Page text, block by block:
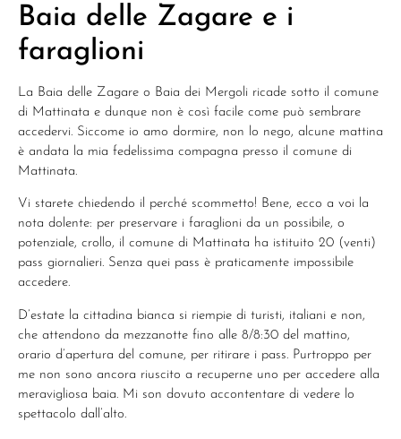
Baia delle Zagare e i
faraglioni
La Baia delle Zagare o Baia dei Mergoli ricade sotto il comune
di Mattinata e dunque non è così facile come può sembrare
accedervi. Siccome io amo dormire, non lo nego, alcune mattina
è andata la mia fedelissima compagna presso il comune di
Mattinata.
Vi starete chiedendo il perché scommetto! Bene, ecco a voi la
nota dolente: per preservare i faraglioni da un possibile, o
potenziale, crollo, il comune di Mattinata ha istituito 20 (venti)
pass giornalieri. Senza quei pass è praticamente impossibile
accedere.
D’estate la cittadina bianca si riempie di turisti, italiani e non,
che attendono da mezzanotte fino alle 8/8:30 del mattino,
orario d’apertura del comune, per ritirare i pass. Purtroppo per
me non sono ancora riuscito a recuperne uno per accedere alla
meravigliosa baia. Mi son dovuto accontentare di vedere lo
spettacolo dall’alto.